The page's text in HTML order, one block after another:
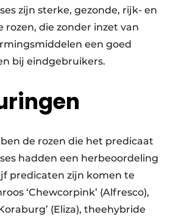
zijn sterke, gezonde, rijk- en
rozen, die zonder inzet van
een goed
bij eindgebruikers.
de rozen die het predicaat
hadden een herbeoordeling
predicaten zijn komen te
‘Chewcorpink’ (Alfresco),
(Eliza), theehybride